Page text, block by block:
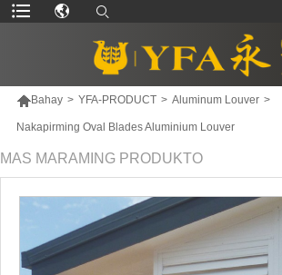
Bahay > YFA-PRODUCT > Aluminum Louver >
Nakapirming Oval Blades Aluminium Louver
MAS MARAMING PRODUKTO